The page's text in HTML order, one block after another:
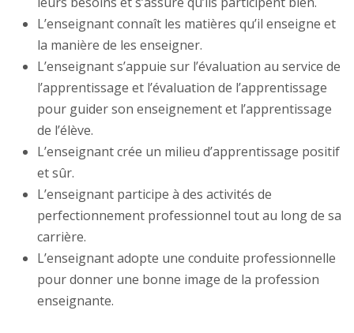
L’enseignant connaît les matières qu’il enseigne et
la manière de les enseigner.
L’enseignant s’appuie sur l’évaluation au service de
l’apprentissage et l’évaluation de l’apprentissage
pour guider son enseignement et l’apprentissage
de l’élève.
L’enseignant crée un milieu d’apprentissage positif
et sûr.
L’enseignant participe à des activités de
perfectionnement professionnel tout au long de sa
carrière.
L’enseignant adopte une conduite professionnelle
pour donner une bonne image de la profession
enseignante.